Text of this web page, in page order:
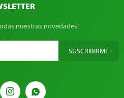
 
nuestras novedades!
SUSCRIBIRME